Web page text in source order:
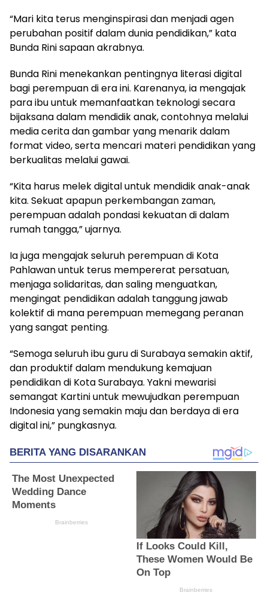
“Mari kita terus menginspirasi dan menjadi agen
perubahan positif dalam dunia pendidikan,” kata
Bunda Rini sapaan akrabnya.
Bunda Rini menekankan pentingnya literasi digital
bagi perempuan di era ini. Karenanya, ia mengajak
para ibu untuk memanfaatkan teknologi secara
bijaksana dalam mendidik anak, contohnya melalui
media cerita dan gambar yang menarik dalam
format video, serta mencari materi pendidikan yang
berkualitas melalui gawai.
“Kita harus melek digital untuk mendidik anak-anak
kita. Sekuat apapun perkembangan zaman,
perempuan adalah pondasi kekuatan di dalam
rumah tangga,” ujarnya.
Ia juga mengajak seluruh perempuan di Kota
Pahlawan untuk terus mempererat persatuan,
menjaga solidaritas, dan saling menguatkan,
mengingat pendidikan adalah tanggung jawab
kolektif di mana perempuan memegang peranan
yang sangat penting.
“Semoga seluruh ibu guru di Surabaya semakin aktif,
dan produktif dalam mendukung kemajuan
pendidikan di Kota Surabaya. Yakni mewarisi
semangat Kartini untuk mewujudkan perempuan
Indonesia yang semakin maju dan berdaya di era
digital ini,” pungkasnya.